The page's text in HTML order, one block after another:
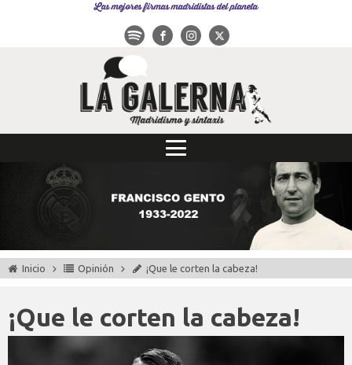
Las mejores firmas madridistas del planeta
Inicio Opinión ¡Que le corten la cabeza!
¡Que le corten la cabeza!